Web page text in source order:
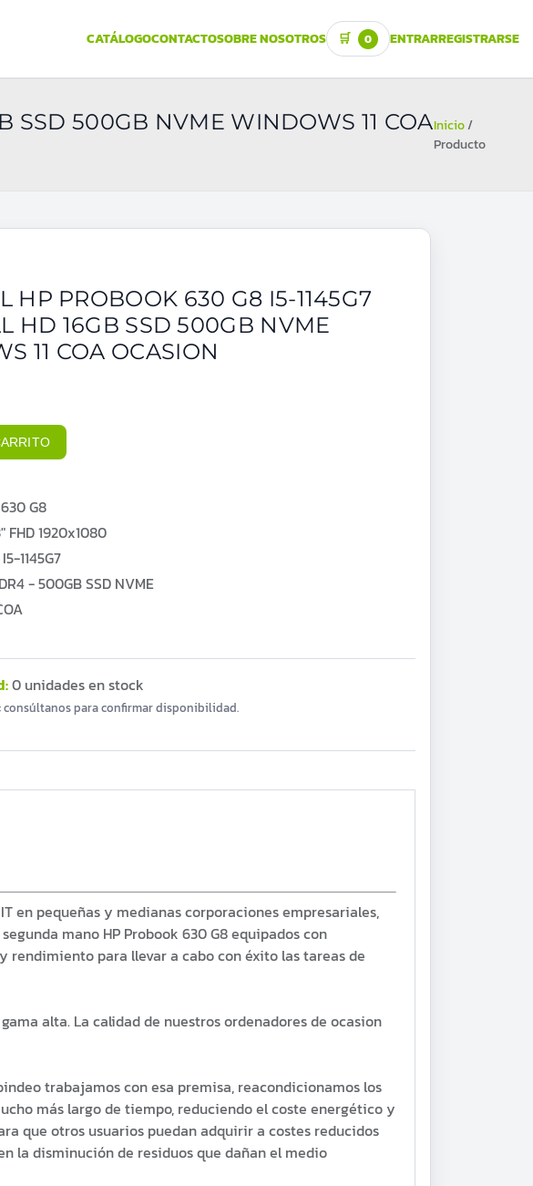
CATÁLOGOCONTACTOSOBRE NOSOTROS 🛒 0 ENTRARREGISTRARSE
SSD 500GB NVME WINDOWS 11 COAInicio/
Producto
HP PROBOOK 630 G8 I5-1145G7
HD 16GB SSD 500GB NVME
11 COA OCASION
G8
FHD 1920x1080
1145G7
- 500GB SSD NVME
0 unidades en stock
consúltanos para confirmar disponibilidad.
en pequeñas y medianas corporaciones empresariales,
mano HP Probook 630 G8 equipados con
rendimiento para llevar a cabo con éxito las tareas de
alta. La calidad de nuestros ordenadores de ocasion
trabajamos con esa premisa, reacondicionamos los
más largo de tiempo, reduciendo el coste energético y
que otros usuarios puedan adquirir a costes reducidos
la disminución de residuos que dañan el medio